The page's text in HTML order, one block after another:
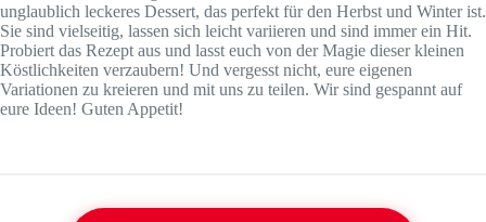
unglaublich leckeres Dessert, das perfekt für den Herbst und Winter ist.
Sie sind vielseitig, lassen sich leicht variieren und sind immer ein Hit.
Probiert das Rezept aus und lasst euch von der Magie dieser kleinen
Köstlichkeiten verzaubern! Und vergesst nicht, eure eigenen
Variationen zu kreieren und mit uns zu teilen. Wir sind gespannt auf
eure Ideen! Guten Appetit!